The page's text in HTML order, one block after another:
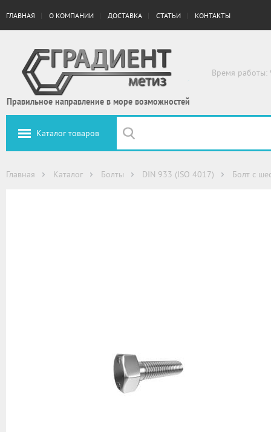
ГЛАВНАЯ О КОМПАНИИ ДОСТАВКА СТАТЬИ КОНТАКТЫ
Правильное направление в море возможностей
Время работы:
Каталог товаров
Главная Каталог Болты DIN 933 (ISO 4017) Болт с